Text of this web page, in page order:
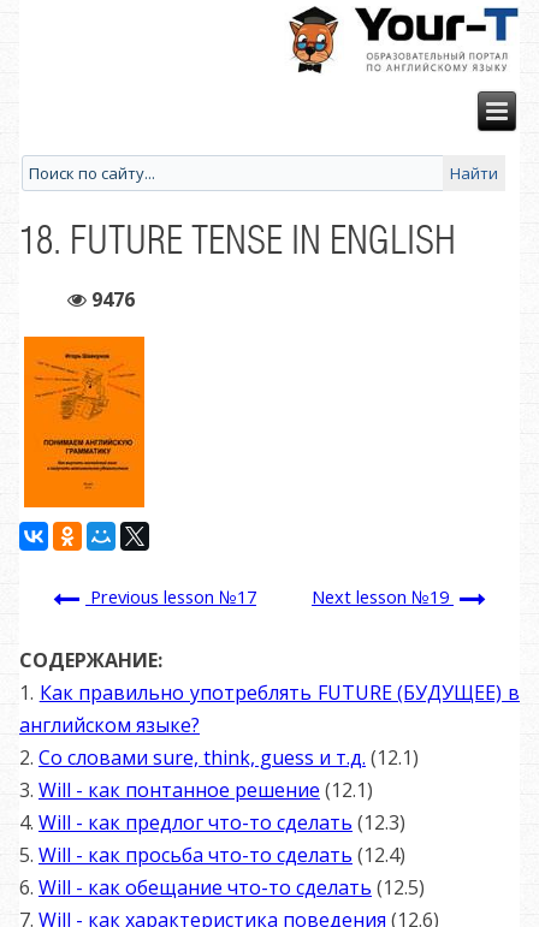
18. FUTURE TENSE IN ENGLISH
9476
Previous lesson №17 Next lesson №19
СОДЕРЖАНИЕ:
1. Как правильно употреблять FUTURE (БУДУЩЕЕ) в
английском языке?
2. Со словами sure, think, guess и т.д. (12.1)
3. Will - как понтанное решение (12.1)
4. Will - как предлог что-то сделать (12.3)
5. Will - как просьба что-то сделать (12.4)
6. Will - как обещание что-то сделать (12.5)
7. Will - как характеристика поведения (12.6)